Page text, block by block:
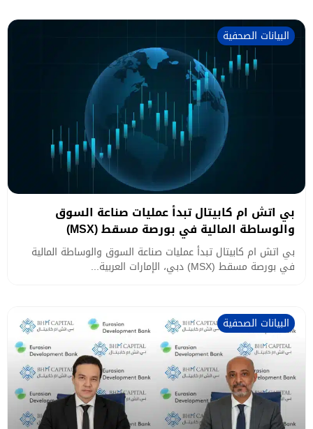
البيانات الصحفية
بي اتش ام كابيتال تبدأ عمليات صناعة السوق
والوساطة المالية في بورصة مسقط (MSX)
بي اتش ام كابيتال تبدأ عمليات صناعة السوق والوساطة المالية
في بورصة مسقط (MSX) دبي، الإمارات العربية...
البيانات الصحفية